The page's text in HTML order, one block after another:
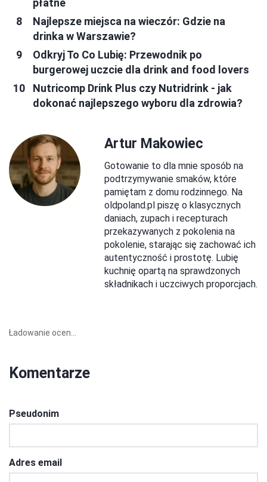
Najlepsze miejsca na wieczór: Gdzie na
drinka w Warszawie?
Odkryj To Co Lubię: Przewodnik po
burgerowej uczcie dla drink and food lovers
Nutricomp Drink Plus czy Nutridrink - jak
dokonać najlepszego wyboru dla zdrowia?
Artur Makowiec
Gotowanie to dla mnie sposób na
podtrzymywanie smaków, które
pamiętam z domu rodzinnego. Na
oldpoland.pl piszę o klasycznych
daniach, zupach i recepturach
przekazywanych z pokolenia na
pokolenie, starając się zachować ich
autentyczność i prostotę. Lubię
kuchnię opartą na sprawdzonych
składnikach i uczciwych proporcjach.
Ładowanie ocen...
Komentarze
Pseudonim
Adres email